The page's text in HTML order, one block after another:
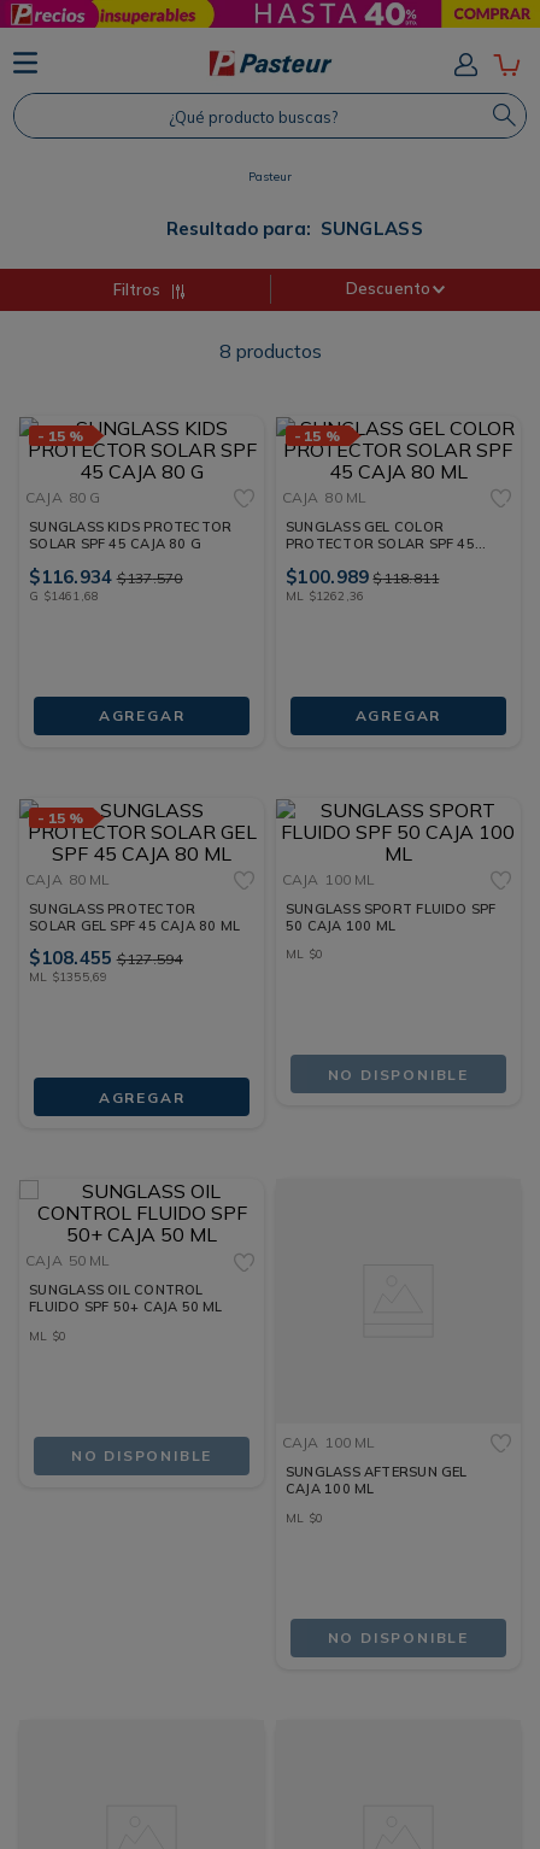
¿Qué producto buscas?
Pasteur
Resultado para: SUNGLASS
Filtros Descuento
8 productos
- 15 %
CAJA 80 G
SUNGLASS KIDS PROTECTOR
SOLAR SPF 45 CAJA 80 G
$116.934 $137.570
G $1461 68
AGREGAR
- 15 %
CAJA 80 ML
SUNGLASS GEL COLOR
PROTECTOR SOLAR SPF 45
$100.989 $118.811
ML $1262 36
AGREGAR
- 15 %
CAJA 80 ML
SUNGLASS PROTECTOR
SOLAR GEL SPF 45 CAJA 80 ML
$108.455 $127.594
ML $1355,69
AGREGAR
CAJA 100 ML
SUNGLASS SPORT FLUIDO SPF
50 CAJA 100 ML
ML $0
NO DISPONIBLE
CAJA 50 ML
SUNGLASS OIL CONTROL
FLUIDO SPF 50+ CAJA 50 ML
ML $0
NO DISPONIBLE
CAJA 100 ML
SUNGLASS AFTERSUN GEL
CAJA 100 ML
ML $0
NO DISPONIBLE
TÉRMINOS MÁS BUSCADOS
1. Protector Solar
2. Shampoo